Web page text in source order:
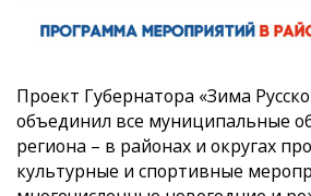
Проект Губернатора «Зима
объединил все муниципальные
региона – в районах и округах
культурные и спортивные